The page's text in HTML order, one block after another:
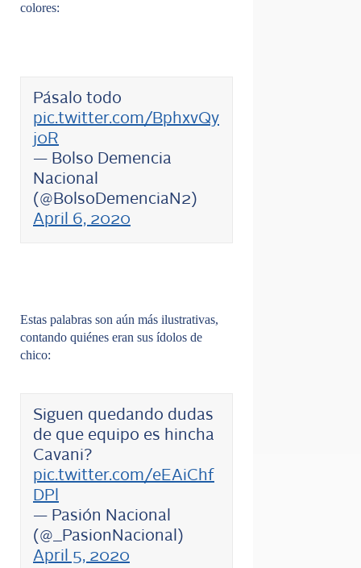
colores:
Pásalo todo
pic.twitter.com/BphxvQy
j0R
— Bolso Demencia
Nacional
(@BolsoDemenciaN2)
April 6, 2020
Estas palabras son aún más ilustrativas,
contando quiénes eran sus ídolos de
chico:
Siguen quedando dudas
de que equipo es hincha
Cavani?
pic.twitter.com/eEAiChf
DPl
— Pasión Nacional
(@_PasionNacional)
April 5, 2020